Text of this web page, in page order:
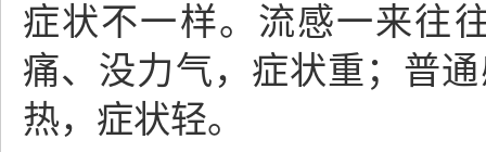
症状不一样。流感一来往
痛、没力气，症状重；普
热，症状轻。